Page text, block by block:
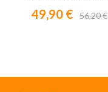
Spedizione gratuita
49,90 € 56,20 €